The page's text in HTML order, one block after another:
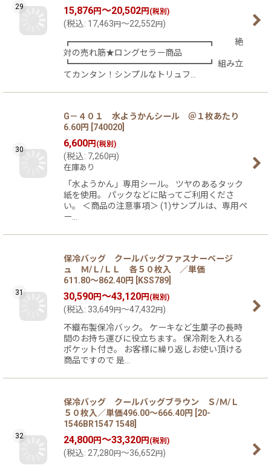
29 15,876円～20,502円(税別)
(税込: 17,463円～22,552円)
┏━━━━━━━━━━━━━━━━┓ 絶
対の売れ筋★ロングセラー商品
┗━━━━━━━━━━━━━━━━┛ 組み立
てカンタン！シンプルなトリュフ…
30
G－４０１ 水ようかんシール ＠１枚あたり
6.60円 [740020]
6,600円(税別)
(税込: 7,260円)
在庫あり
「水ようかん」専用シール。 ツヤのあるタック
紙を使用。 パックなどに貼ってご利用くださ
い。 ＜商品の注意事項＞ (1)サンプルは、専用ペ
ー…
31
保冷バッグ クールバッグファスナーベージ
ュ Ｍ/Ｌ/ＬＬ 各５０枚入 ／単価
611.80〜862.40円 [KSS789]
30,590円～43,120円(税別)
(税込: 33,649円～47,432円)
不織布製保冷バック。 ケーキなど生菓子の長時
間のお持ち運びに役立ちます。 保冷剤を入れる
ポケット付き。 お客様に繰り返しお使い頂ける
商品ですので 是…
32
保冷バッグ クールバッグブラウン Ｓ/Ｍ/Ｌ
５０枚入／単価496.00〜666.40円 [20-
1546BR1547 1548]
24,800円～33,320円(税別)
(税込: 27,280円～36,652円)